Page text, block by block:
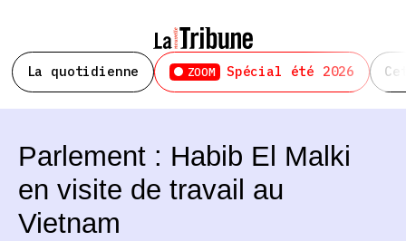
La quotidienne ZOOM Spécial été 2026
Parlement : Habib El Malki
en visite de travail au
Vietnam